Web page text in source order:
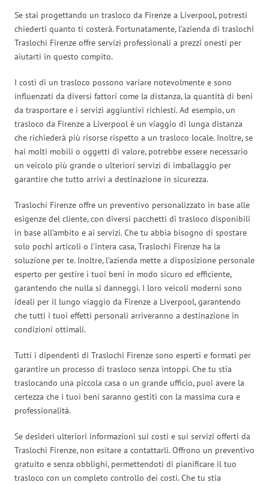
Se stai progettando un trasloco da Firenze a Liverpool, potresti
chiederti quanto ti costerà. Fortunatamente, l’azienda di traslochi
Traslochi Firenze offre servizi professionali a prezzi onesti per
aiutarti in questo compito.
I costi di un trasloco possono variare notevolmente e sono
influenzati da diversi fattori come la distanza, la quantità di beni
da trasportare e i servizi aggiuntivi richiesti. Ad esempio, un
trasloco da Firenze a Liverpool è un viaggio di lunga distanza
che richiederà più risorse rispetto a un trasloco locale. Inoltre, se
hai molti mobili o oggetti di valore, potrebbe essere necessario
un veicolo più grande o ulteriori servizi di imballaggio per
garantire che tutto arrivi a destinazione in sicurezza.
Traslochi Firenze offre un preventivo personalizzato in base alle
esigenze del cliente, con diversi pacchetti di trasloco disponibili
in base all’ambito e ai servizi. Che tu abbia bisogno di spostare
solo pochi articoli o l’intera casa, Traslochi Firenze ha la
soluzione per te. Inoltre, l’azienda mette a disposizione personale
esperto per gestire i tuoi beni in modo sicuro ed efficiente,
garantendo che nulla si danneggi. I loro veicoli moderni sono
ideali per il lungo viaggio da Firenze a Liverpool, garantendo
che tutti i tuoi effetti personali arriveranno a destinazione in
condizioni ottimali.
Tutti i dipendenti di Traslochi Firenze sono esperti e formati per
garantire un processo di trasloco senza intoppi. Che tu stia
traslocando una piccola casa o un grande ufficio, puoi avere la
certezza che i tuoi beni saranno gestiti con la massima cura e
professionalità.
Se desideri ulteriori informazioni sui costi e sui servizi offerti da
Traslochi Firenze, non esitare a contattarli. Offrono un preventivo
gratuito e senza obblighi, permettendoti di pianificare il tuo
trasloco con un completo controllo dei costi. Che tu stia